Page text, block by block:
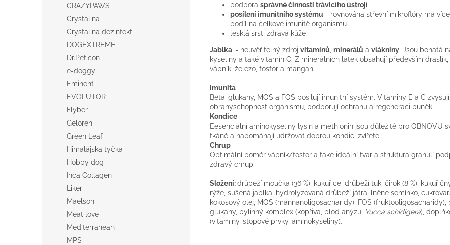
CRAZYPAWS
Crystalina
Crystalina dezinfekt
DOGEXTREME
Dr.Peticon
e-doggy
Eminent
EVOLUTOR
Flyber
Geloren
Green Leaf
Himalájska tyčka
Hobby dog
Inca Collagen
Liker
Maelson
Meat love
Mediterranean
MPS
podpora správné činnosti trávicího ústrojí
posílení imunitního systému - rovnováha střevní mikroflóry má
podíl na celkové imunitě organismu
lesklá srst, zdravá kůže
Jablka - neuvěřitelný zdroj vitamínů, minerálů a vlákniny. Jsou bohatá
kyseliny a také vitamín C. Z minerálních látek obsahují především draslík,
vápník, železo, fosfor a mangan.
Imunita
Beta-glukany, MOS a FOS posilují imunitní systém. Vitaminy E a C zvyšují
obranyschopnost organismu, podporují ochranu a regeneraci buněk.
Kondice
Eesenciální aminokyseliny lysin a methionin jsou důležité pro OBNOVU
tkáně a napomáhají udržovat dobrou kondici zvířete
Chrup
Optimální poměr vápník/fosfor a také ideální tvar a struktura granulí
zdravý chrup.
Složení:drůbeží moučka (36 %), kukuřice, drůbeží tuk, čirok (8 %),
rýže, sušená jablka, hydrolyzovaná drůbeží játra, lněné semínko,
kokosový olej, MOS (mannanoligosacharidy), FOS (fruktooligosacharidy),
glukany, bylinný komplex (kopřiva, plod anýzu, Yucca schidigera),
(vitaminy, stopové prvky, aminokyseliny).